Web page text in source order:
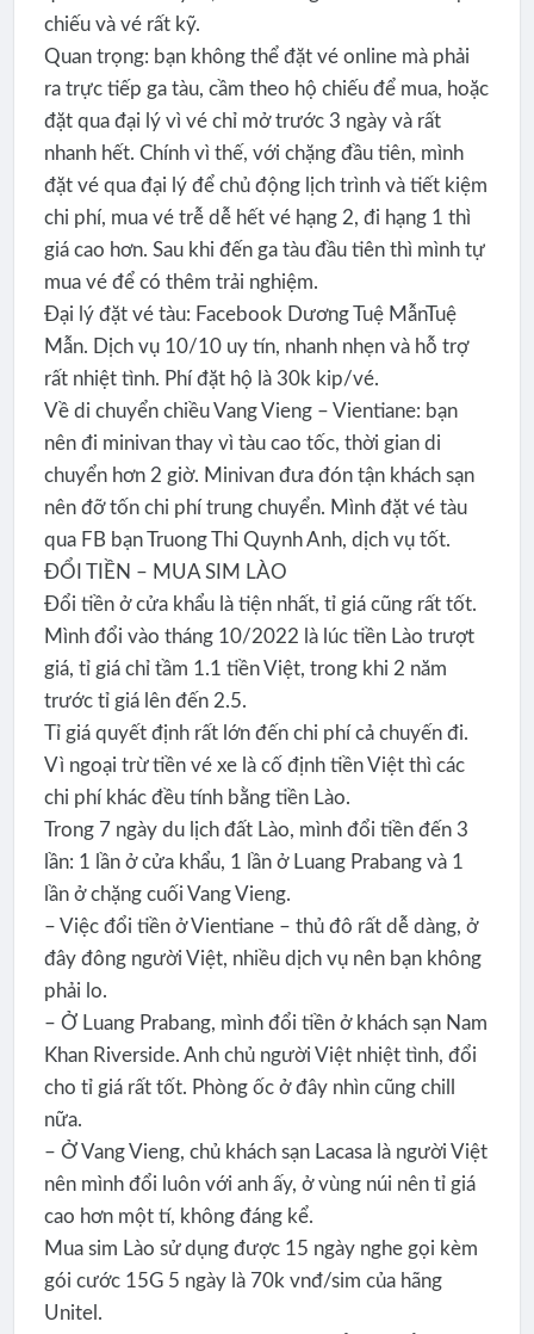
chiếu và vé rất kỹ.
Quan trọng: bạn không thể đặt vé online mà phải
ra trực tiếp ga tàu, cầm theo hộ chiếu để mua, hoặc
đặt qua đại lý vì vé chỉ mở trước 3 ngày và rất
nhanh hết. Chính vì thế, với chặng đầu tiên, mình
đặt vé qua đại lý để chủ động lịch trình và tiết kiệm
chi phí, mua vé trễ dễ hết vé hạng 2, đi hạng 1 thì
giá cao hơn. Sau khi đến ga tàu đầu tiên thì mình tự
mua vé để có thêm trải nghiệm.
Đại lý đặt vé tàu: Facebook Dương Tuệ MẫnTuệ
Mẫn. Dịch vụ 10/10 uy tín, nhanh nhẹn và hỗ trợ
rất nhiệt tình. Phí đặt hộ là 30k kip/vé.
Về di chuyển chiều Vang Vieng – Vientiane: bạn
nên đi minivan thay vì tàu cao tốc, thời gian di
chuyển hơn 2 giờ. Minivan đưa đón tận khách sạn
nên đỡ tốn chi phí trung chuyển. Mình đặt vé tàu
qua FB bạn Truong Thi Quynh Anh, dịch vụ tốt.
ĐỔI TIỀN – MUA SIM LÀO
Đổi tiền ở cửa khẩu là tiện nhất, tỉ giá cũng rất tốt.
Mình đổi vào tháng 10/2022 là lúc tiền Lào trượt
giá, tỉ giá chỉ tầm 1.1 tiền Việt, trong khi 2 năm
trước tỉ giá lên đến 2.5.
Tỉ giá quyết định rất lớn đến chi phí cả chuyến đi.
Vì ngoại trừ tiền vé xe là cố định tiền Việt thì các
chi phí khác đều tính bằng tiền Lào.
Trong 7 ngày du lịch đất Lào, mình đổi tiền đến 3
lần: 1 lần ở cửa khẩu, 1 lần ở Luang Prabang và 1
lần ở chặng cuối Vang Vieng.
– Việc đổi tiền ở Vientiane – thủ đô rất dễ dàng, ở
đây đông người Việt, nhiều dịch vụ nên bạn không
phải lo.
– Ở Luang Prabang, mình đổi tiền ở khách sạn Nam
Khan Riverside. Anh chủ người Việt nhiệt tình, đổi
cho tỉ giá rất tốt. Phòng ốc ở đây nhìn cũng chill
nữa.
– Ở Vang Vieng, chủ khách sạn Lacasa là người Việt
nên mình đổi luôn với anh ấy, ở vùng núi nên tỉ giá
cao hơn một tí, không đáng kể.
Mua sim Lào sử dụng được 15 ngày nghe gọi kèm
gói cước 15G 5 ngày là 70k vnđ/sim của hãng
Unitel.